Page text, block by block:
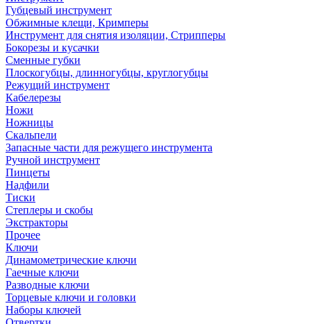
Губцевый инструмент
Обжимные клещи, Кримперы
Инструмент для снятия изоляции, Стрипперы
Бокорезы и кусачки
Сменные губки
Плоскогубцы, длинногубцы, круглогубцы
Режущий инструмент
Кабелерезы
Ножи
Ножницы
Скальпели
Запасные части для режущего инструмента
Ручной инструмент
Пинцеты
Надфили
Тиски
Степлеры и скобы
Экстракторы
Прочее
Ключи
Динамометрические ключи
Гаечные ключи
Разводные ключи
Торцевые ключи и головки
Наборы ключей